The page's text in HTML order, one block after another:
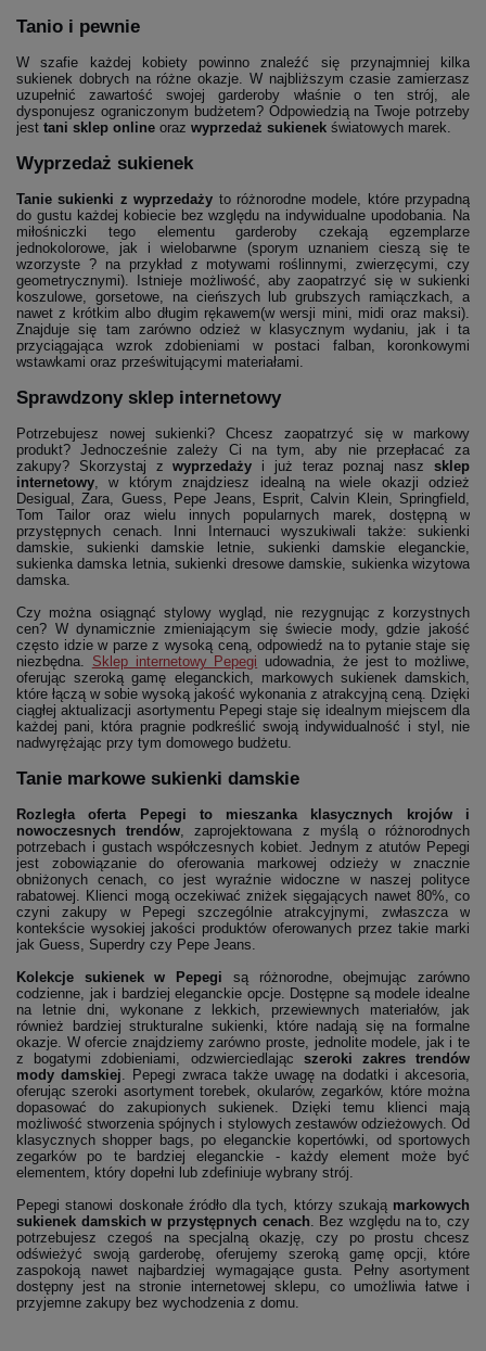
Tanio i pewnie
W szafie każdej kobiety powinno znaleźć się przynajmniej kilka
sukienek dobrych na różne okazje. W najbliższym czasie zamierzasz
uzupełnić zawartość swojej garderoby właśnie o ten strój, ale
dysponujesz ograniczonym budżetem? Odpowiedzią na Twoje potrzeby
jest tani sklep online oraz wyprzedaż sukienek światowych marek.
Wyprzedaż sukienek
Tanie sukienki z wyprzedaży to różnorodne modele, które przypadną
do gustu każdej kobiecie bez względu na indywidualne upodobania. Na
miłośniczki tego elementu garderoby czekają egzemplarze
jednokolorowe, jak i wielobarwne (sporym uznaniem cieszą się te
wzorzyste ? na przykład z motywami roślinnymi, zwierzęcymi, czy
geometrycznymi). Istnieje możliwość, aby zaopatrzyć się w sukienki
koszulowe, gorsetowe, na cieńszych lub grubszych ramiączkach, a
nawet z krótkim albo długim rękawem(w wersji mini, midi oraz maksi).
Znajduje się tam zarówno odzież w klasycznym wydaniu, jak i ta
przyciągająca wzrok zdobieniami w postaci falban, koronkowymi
wstawkami oraz prześwitującymi materiałami.
Sprawdzony sklep internetowy
Potrzebujesz nowej sukienki? Chcesz zaopatrzyć się w markowy
produkt? Jednocześnie zależy Ci na tym, aby nie przepłacać za
zakupy? Skorzystaj zwyprzedaży i już teraz poznaj naszsklep
internetowy , w którym znajdziesz idealną na wiele okazji odzież
Desigual, Zara, Guess, Pepe Jeans, Esprit, Calvin Klein, Springfield,
Tom Tailor oraz wielu innych popularnych marek, dostępną w
przystępnych cenach. Inni Internauci wyszukiwali także: sukienki
damskie, sukienki damskie letnie, sukienki damskie eleganckie,
sukienka damska letnia, sukienki dresowe damskie, sukienka wizytowa
damska.
Czy można osiągnąć stylowy wygląd, nie rezygnując z korzystnych
cen? W dynamicznie zmieniającym się świecie mody, gdzie jakość
często idzie w parze z wysoką ceną, odpowiedź na to pytanie staje się
niezbędna. Sklep internetowy Pepegi udowadnia, że jest to możliwe,
oferując szeroką gamę eleganckich, markowych sukienek damskich,
które łączą w sobie wysoką jakość wykonania z atrakcyjną ceną. Dzięki
ciągłej aktualizacji asortymentu Pepegi staje się idealnym miejscem dla
każdej pani, która pragnie podkreślić swoją indywidualność i styl, nie
nadwyrężając przy tym domowego budżetu.
Tanie markowe sukienki damskie
Rozległa oferta Pepegi to mieszanka klasycznych krojów i
nowoczesnych trendów , zaprojektowana z myślą o różnorodnych
potrzebach i gustach współczesnych kobiet. Jednym z atutów Pepegi
jest zobowiązanie do oferowania markowej odzieży w znacznie
obniżonych cenach, co jest wyraźnie widoczne w naszej polityce
rabatowej. Klienci mogą oczekiwać zniżek sięgających nawet 80%, co
czyni zakupy w Pepegi szczególnie atrakcyjnymi, zwłaszcza w
kontekście wysokiej jakości produktów oferowanych przez takie marki
jak Guess, Superdry czy Pepe Jeans.
Kolekcje sukienek w Pepegi są różnorodne, obejmując zarówno
codzienne, jak i bardziej eleganckie opcje. Dostępne są modele idealne
na letnie dni, wykonane z lekkich, przewiewnych materiałów, jak
również bardziej strukturalne sukienki, które nadają się na formalne
okazje. W ofercie znajdziemy zarówno proste, jednolite modele, jak i te
z bogatymi zdobieniami, odzwierciedlając szeroki zakres trendów
mody damskiej . Pepegi zwraca także uwagę na dodatki i akcesoria,
oferując szeroki asortyment torebek, okularów, zegarków, które można
dopasować do zakupionych sukienek. Dzięki temu klienci mają
możliwość stworzenia spójnych i stylowych zestawów odzieżowych. Od
klasycznych shopper bags, po eleganckie kopertówki, od sportowych
zegarków po te bardziej eleganckie - każdy element może być
elementem, który dopełni lub zdefiniuje wybrany strój.
Pepegi stanowi doskonałe źródło dla tych, którzy szukają markowych
sukienek damskich w przystępnych cenach . Bez względu na to, czy
potrzebujesz czegoś na specjalną okazję, czy po prostu chcesz
odświeżyć swoją garderobę, oferujemy szeroką gamę opcji, które
zaspokoją nawet najbardziej wymagające gusta. Pełny asortyment
dostępny jest na stronie internetowej sklepu, co umożliwia łatwe i
przyjemne zakupy bez wychodzenia z domu.